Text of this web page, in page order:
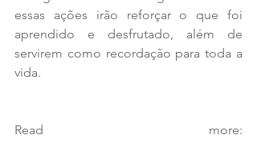
essas ações irão reforçar o que foi
aprendido e desfrutado, além de
servirem como recordação para toda a
vida.
Read more: